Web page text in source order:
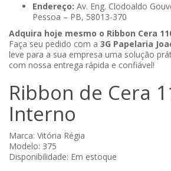
Endereço: Av. Eng. Clodoaldo
Pessoa – PB, 58013-370
Adquira hoje mesmo o Ribbon Cera
Faça seu pedido com a 3G Papelaria
leve para a sua empresa uma solução
com nossa entrega rápida e confiável!
Ribbon de Cera
Interno
Marca: Vitória Régia
Modelo: 375
Disponibilidade: Em estoque